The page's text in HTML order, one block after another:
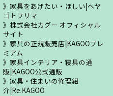
家具をあげたい・ほしい|ヘヤ
ゴトフリマ
株式会社カグー オフィシャル
サイト
家具の正規販売店|KAGOOプレ
ミアム
家具インテリア・寝具の通
販|KAGOO公式通販
家具・住まいの修理紹
介|Re.KAGOO